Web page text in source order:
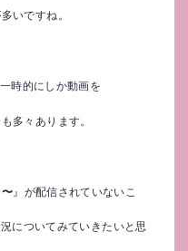
いですね。
時的にしか動画を
多々あります。
』が配信されていないこ
についてみていきたいと思